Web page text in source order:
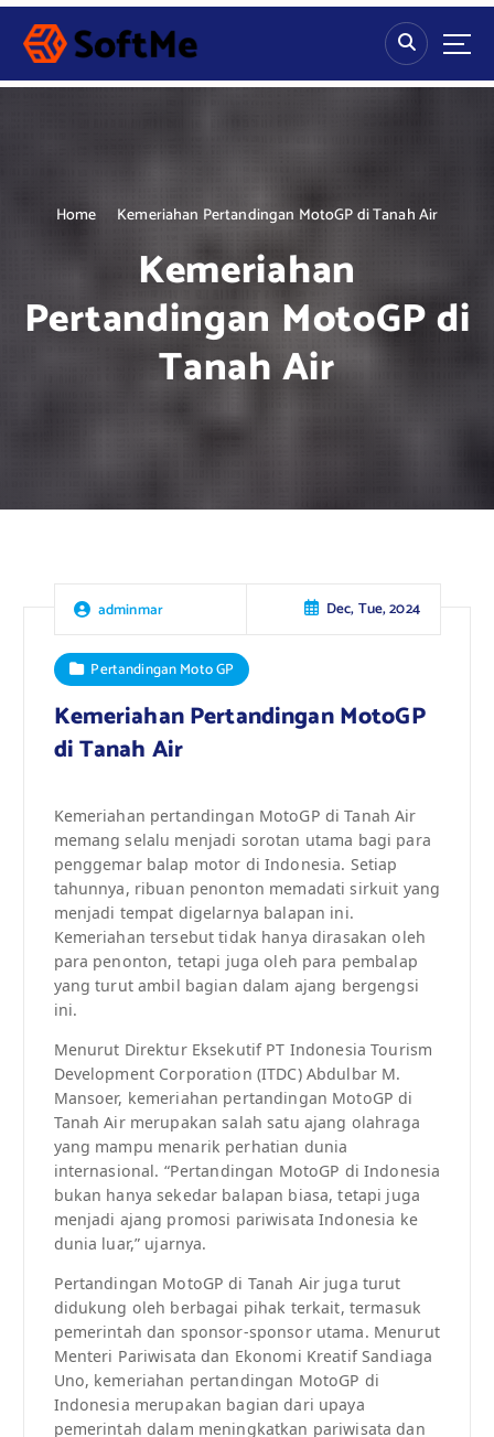
S
p
Home Kemeriahan Pertandingan MotoGP di Tanah Air
Kemeriahan
Pertandingan MotoGP di
Tanah Air
adminmar Dec, Tue, 2024
Pertandingan Moto GP
Kemeriahan Pertandingan MotoGP
di Tanah Air
Kemeriahan pertandingan MotoGP di Tanah Air
memang selalu menjadi sorotan utama bagi para
penggemar balap motor di Indonesia. Setiap
tahunnya, ribuan penonton memadati sirkuit yang
menjadi tempat digelarnya balapan ini.
Kemeriahan tersebut tidak hanya dirasakan oleh
para penonton, tetapi juga oleh para pembalap
yang turut ambil bagian dalam ajang bergengsi
ini.
Menurut Direktur Eksekutif PT Indonesia Tourism
Development Corporation (ITDC) Abdulbar M.
Mansoer, kemeriahan pertandingan MotoGP di
Tanah Air merupakan salah satu ajang olahraga
yang mampu menarik perhatian dunia
internasional. “Pertandingan MotoGP di Indonesia
bukan hanya sekedar balapan biasa, tetapi juga
menjadi ajang promosi pariwisata Indonesia ke
dunia luar,” ujarnya.
Pertandingan MotoGP di Tanah Air juga turut
didukung oleh berbagai pihak terkait, termasuk
pemerintah dan sponsor-sponsor utama. Menurut
Menteri Pariwisata dan Ekonomi Kreatif Sandiaga
Uno, kemeriahan pertandingan MotoGP di
Indonesia merupakan bagian dari upaya
pemerintah dalam meningkatkan pariwisata dan